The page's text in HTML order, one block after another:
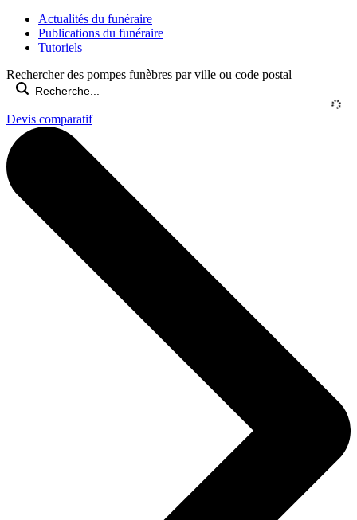
Actualités du funéraire
Publications du funéraire
Tutoriels
Rechercher des pompes funèbres par ville ou code postal
Devis comparatif